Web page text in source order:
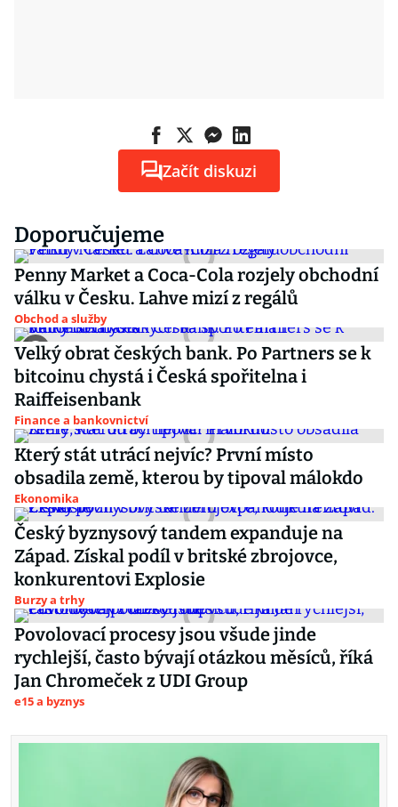
Začít diskuzi
Doporučujeme
Penny Market a Coca-Cola rozjely obchodní
válku v Česku. Lahve mizí z regálů
Obchod a služby
Velký obrat českých bank. Po Partners se k
bitcoinu chystá i Česká spořitelna i
Raiffeisenbank
Finance a bankovnictví
Který stát utrácí nejvíc? První místo
obsadila země, kterou by tipoval málokdo
Ekonomika
Český byznysový tandem expanduje na
Západ. Získal podíl v britské zbrojovce,
konkurentovi Explosie
Burzy a trhy
Povolovací procesy jsou všude jinde
rychlejší, často bývají otázkou měsíců, říká
Jan Chromeček z UDI Group
e15 a byznys